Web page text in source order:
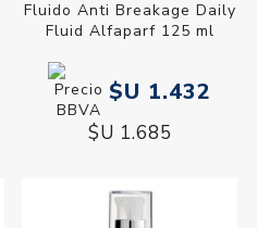
Fluido Anti Breakage Daily
Fluid Alfaparf 125 ml
$U 1.432
$U 1.685